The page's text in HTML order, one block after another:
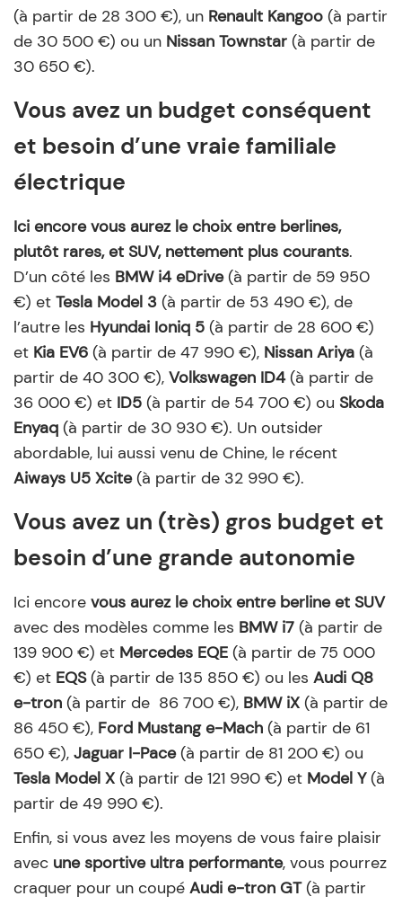
(à partir de 28 300 €), un Renault Kangoo (à partir
de 30 500 €) ou un Nissan Townstar (à partir de
30 650 €).
Vous avez un budget conséquent
et besoin d’une vraie familiale
électrique
Ici encore vous aurez le choix entre berlines,
plutôt rares, et SUV, nettement plus courants.
D’un côté les BMW i4 eDrive(à partir de 59 950
€) et Tesla Model 3 (à partir de 53 490 €), de
l’autre les Hyundai Ioniq 5 (à partir de 28 600 €)
et Kia EV6 (à partir de 47 990 €), Nissan Ariya (à
partir de 40 300 €), Volkswagen ID4(à partir de
36 000 €) et ID5 (à partir de 54 700 €) ou Skoda
Enyaq (à partir de 30 930 €). Un outsider
abordable, lui aussi venu de Chine, le récent
Aiways U5 Xcite(à partir de 32 990 €).
Vous avez un (très) gros budget et
besoin d’une grande autonomie
Ici encore vous aurez le choix entre berline et SUV
avec des modèles comme les BMW i7 (à partir de
139 900 €) et Mercedes EQE (à partir de 75 000
€) et EQS(à partir de 135 850 €) ou les Audi Q8
e-tron (à partir de 86 700 €), BMW iX (à partir de
86 450 €), Ford Mustang e-Mach (à partir de 61
650 €), Jaguar I-Pace(à partir de 81 200 €) ou
Tesla Model X (à partir de 121 990 €) et Model Y(à
partir de 49 990 €).
Enfin, si vous avez les moyens de vous faire plaisir
avec une sportive ultra performante, vous pourrez
craquer pour un coupé Audi e-tron GT(à partir